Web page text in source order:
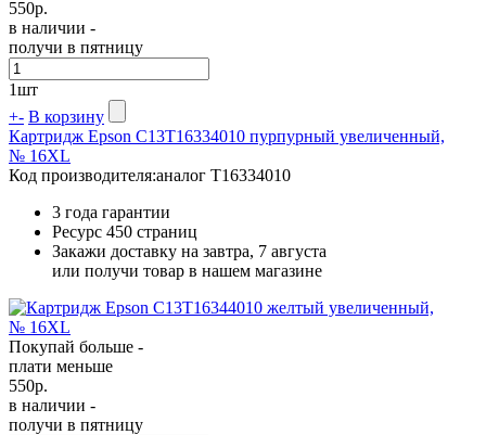
550р.
в наличии -
получи в пятницу
1шт
+- В корзину
Картридж Epson C13T16334010 пурпурный увеличенный,
№ 16XL
Код производителя:аналог T16334010
3 года гарантии
Ресурс 450 страниц
Закажи доставку на завтра, 7 августа
или получи товар в нашем магазине
Покупай больше -
плати меньше
550р.
в наличии -
получи в пятницу